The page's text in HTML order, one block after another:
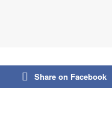
Share on Facebook